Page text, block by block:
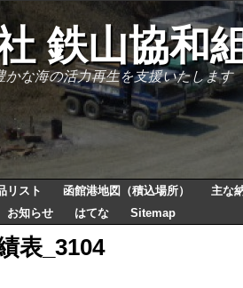
鉄山協和
かな海の活力再生を支援いたします
リスト 函館港地図（積込場所）
主な
お知らせ はてな Sitemap
表_3104